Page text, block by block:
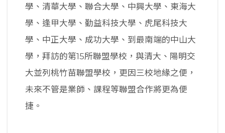
學、清華大學、聯合大學、中興大學、東海大
學、逢甲大學、勤益科技大學、虎尾科技大
學、中正大學、成功大學、到最南端的中山大
學，拜訪的第15所聯盟學校，與清大、陽明交
大並列桃竹苗聯盟學校，更因三校地緣之便，
未來不管是業師、課程等聯盟合作將更為便
捷。